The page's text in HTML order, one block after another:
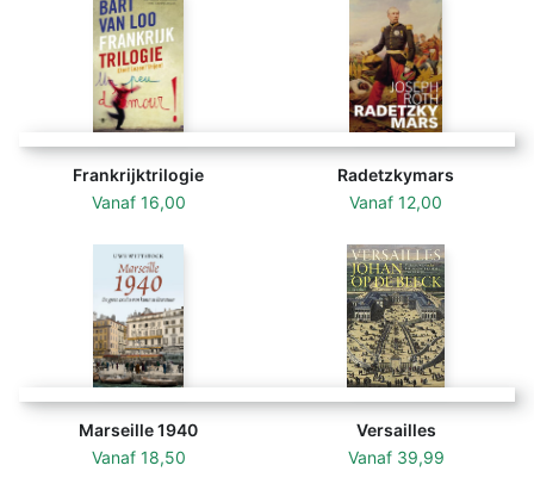
Frankrijktrilogie
Vanaf 16,00
Radetzkymars
Vanaf 12,00
Marseille 1940
Vanaf 18,50
Versailles
Vanaf 39,99